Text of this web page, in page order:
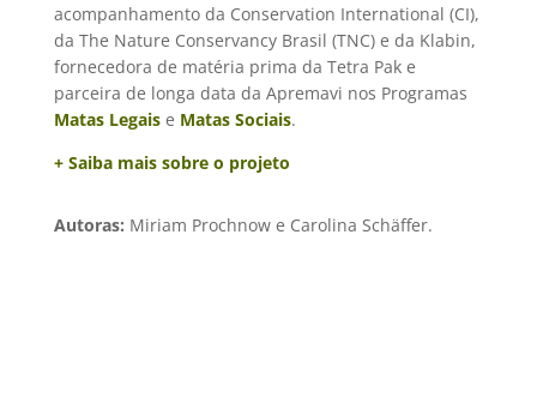
acompanhamento da Conservation International (CI),
da The Nature Conservancy Brasil (TNC) e da Klabin,
fornecedora de matéria prima da Tetra Pak e
parceira de longa data da Apremavi nos Programas
Matas Legaise Matas Sociais.
+ Saiba mais sobre o projeto
Autoras: Miriam Prochnow e Carolina Schäffer.